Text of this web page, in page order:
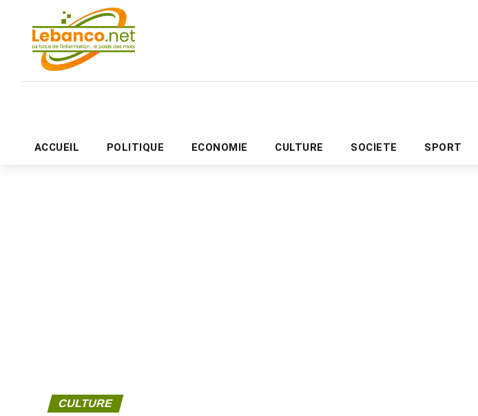
ACCUEIL POLITIQUE ECONOMIE CULTURE SOCIETE SPORT
CULTURE